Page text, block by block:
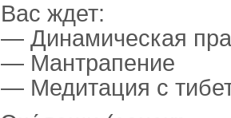
Вас ждет:
— Динамическая
— Мантрапение
— Медитация с